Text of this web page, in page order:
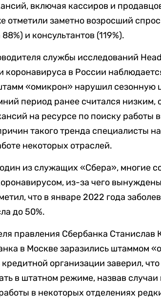
включая кассиров и
отметили заметно возросший
и консультантов (119%).
службы исследований
коронавируса в России
«омикрон» нарушил сезонную
период ранее считался низким,
на ресурсе по поиску работы
такого тренда специалисты
некоторых отраслей.
из служащих «Сбера», многие
из-за чего
что в январе 2022 года
до 50%.
правления Сбербанка Станислав
в Москве заразились штаммом
организации заверил,
в штатном режиме, назвав
в некоторых отделениях